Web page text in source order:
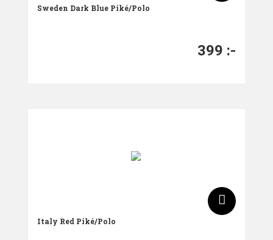
Sweden Dark Blue Piké/Polo
399 :-
Italy Red Piké/Polo